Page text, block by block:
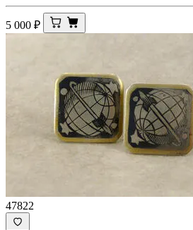
5 000 ₽
47822